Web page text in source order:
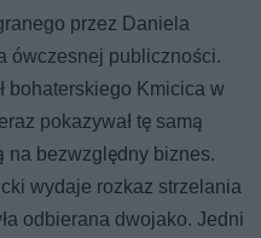
przez Daniela
ówczesnej publiczności.
bohaterskiego Kmicica w
pokazywał tę samą
na bezwzględny biznes.
wydaje rozkaz strzelania
odbierana dwojako. Jedni